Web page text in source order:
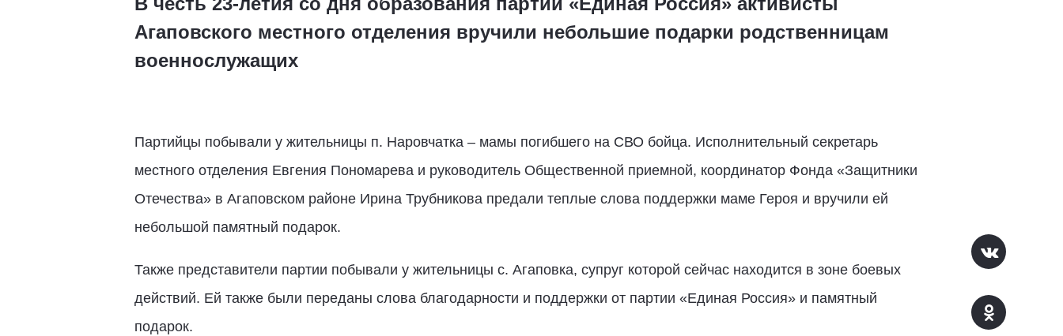
Агаповского местного отделения вручили небольшие подарки родственницам
военнослужащих
Партийцы побывали у жительницы п. Наровчатка – мамы погибшего на СВО бойца. Исполнительный секретарь
местного отделения Евгения Пономарева и руководитель Общественной приемной, координатор Фонда «Защитники
Отечества» в Агаповском районе Ирина Трубникова предали теплые слова поддержки маме Героя и вручили ей
небольшой памятный подарок.
Также представители партии побывали у жительницы с. Агаповка, супруг которой сейчас находится в зоне боевых
действий. Ей также были переданы слова благодарности и поддержки от партии «Единая Россия» и памятный
подарок.